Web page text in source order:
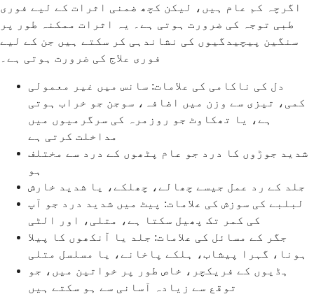
اگرچہ کم عام ہیں، لیکن کچھ ضمنی اثرات کے لیے فوری
طبی توجہ کی ضرورت ہوتی ہے۔ یہ اثرات ممکنہ طور پر
سنگین پیچیدگیوں کی نشاندہی کر سکتے ہیں جن کے لیے
فوری علاج کی ضرورت ہوتی ہے۔
دل کی ناکامی کی علامات: سانس میں غیر معمولی
کمی، تیزی سے وزن میں اضافہ، سوجن جو خراب ہوتی
ہے، یا تھکاوٹ جو روزمرہ کی سرگرمیوں میں
مداخلت کرتی ہے
شدید جوڑوں کا درد جو عام پٹھوں کے درد سے مختلف
ہو
جلد کے رد عمل جیسے چھالے، چھلکے، یا شدید خارش
لبلبے کی سوزش کی علامات: پیٹ میں شدید درد جو آپ
کی کمر تک پھیل سکتا ہے، متلی، اور الٹی
جگر کے مسائل کی علامات: جلد یا آنکھوں کا پیلا
ہونا، گہرا پیشاب، ہلکے پاخانے، یا مسلسل متلی
ہڈیوں کے فریکچر، خاص طور پر خواتین میں، جو
توقع سے زیادہ آسانی سے ہو سکتے ہیں